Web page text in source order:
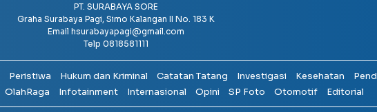
PT. SURABAYA SORE
Graha Surabaya Pagi, Simo Kalangan II No. 183 K
Email hsurabayapagi@gmail.com
Telp 0818581111
Peristiwa Hukum dan Kriminal Catatan Tatang Investigasi Kesehatan
OlahRaga Infotainment Internasional Opini SP Foto Otomotif Editorial